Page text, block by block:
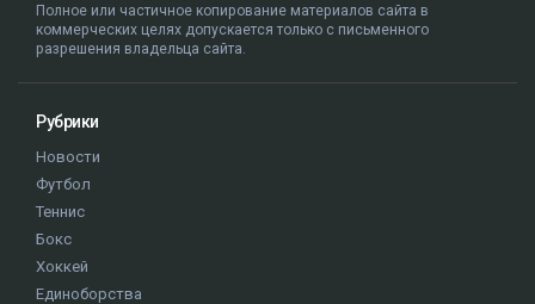
Полное или частичное копирование материалов сайта в
коммерческих целях допускается только с письменного
разрешения владельца сайта.
Рубрики
Новости
Футбол
Теннис
Бокс
Хоккей
Единоборства